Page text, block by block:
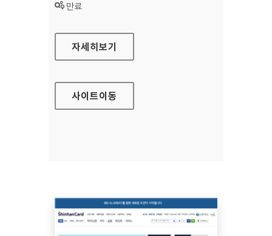
상태 :
만료
신한카드 법인
자세히보기
사이트이동